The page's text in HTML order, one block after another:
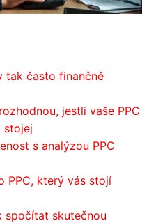
tak často finančně
jestli vaše PPC
stojej
s analýzou PPC
PPC, který vás stojí
spočítat skutečnou